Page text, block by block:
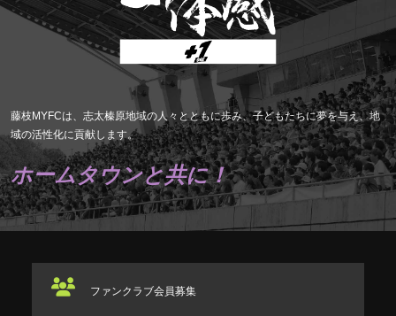
藤枝MYFCは、志太榛原地域の人々とともに歩み、子どもたちに夢を与え、地
域の活性化に貢献します。
ホームタウンと共に！
ファンクラブ会員募集